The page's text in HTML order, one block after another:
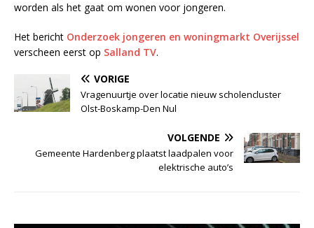
worden als het gaat om wonen voor jongeren.
Het bericht Onderzoek jongeren en woningmarkt Overijssel
verscheen eerst op Salland TV.
VORIGE
Vragenuurtje over locatie nieuw scholencluster
Olst-Boskamp-Den Nul
VOLGENDE
Gemeente Hardenberg plaatst laadpalen voor
elektrische auto’s